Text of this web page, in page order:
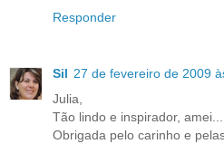
Responder
Sil 27 de fevereiro de 2009
Julia,
Tão lindo e inspirador, amei...
Obrigada pelo carinho e